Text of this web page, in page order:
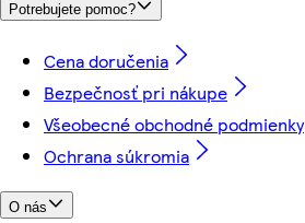
Potrebujete pomoc?
Cena doručenia
Bezpečnosť pri nákupe
Všeobecné obchodné podmienky
Ochrana súkromia
O nás